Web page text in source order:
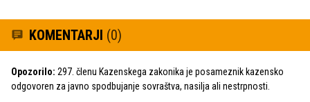
KOMENTARJI (0)
Opozorilo: 297. členu Kazenskega zakonika je posameznik kazensko
odgovoren za javno spodbujanje sovraštva, nasilja ali nestrpnosti.